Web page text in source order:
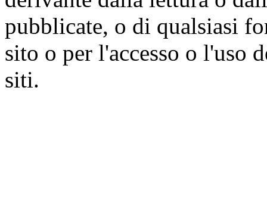
pubblicate, o di qualsiasi
sito o per l'accesso o l'uso
siti.